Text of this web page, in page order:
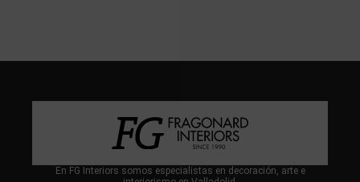
En FG Interiors somos especialistas en decoración, arte e